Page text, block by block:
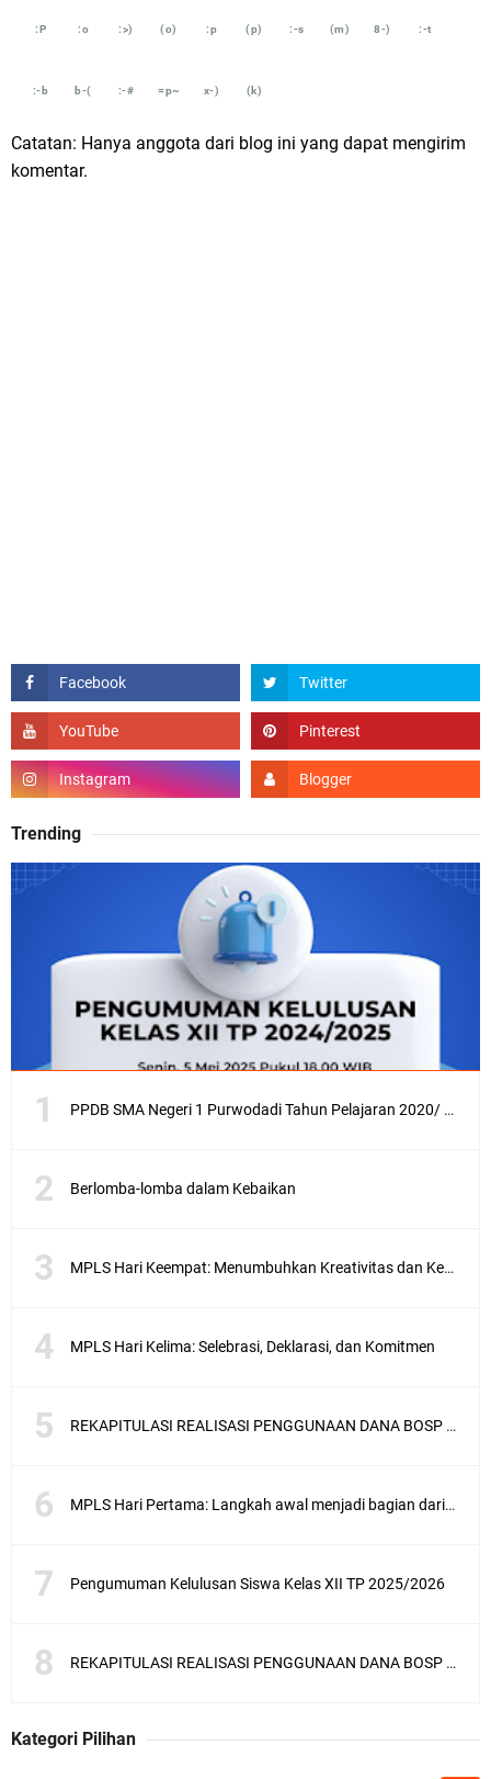
:P :o :>) (o) :p (p) :-s (m) 8-) :-t
:-b b-( :-# =p~ x-) (k)
Catatan: Hanya anggota dari blog ini yang dapat mengirim
komentar.
Trending
PPDB SMA Negeri 1 Purwodadi Tahun Pelajaran 2020/ 2021
Berlomba-lomba dalam Kebaikan
MPLS Hari Keempat: Menumbuhkan Kreativitas dan Kebiasaan Hebat
MPLS Hari Kelima: Selebrasi, Deklarasi, dan Komitmen
REKAPITULASI REALISASI PENGGUNAAN DANA BOSP TAHAP 1 TAHUN 2025
MPLS Hari Pertama: Langkah awal menjadi bagian dari SMA Negeri 1 Purwodadi
Pengumuman Kelulusan Siswa Kelas XII TP 2025/2026
REKAPITULASI REALISASI PENGGUNAAN DANA BOSP TAHAP 2 TAHUN 2025
Kategori Pilihan